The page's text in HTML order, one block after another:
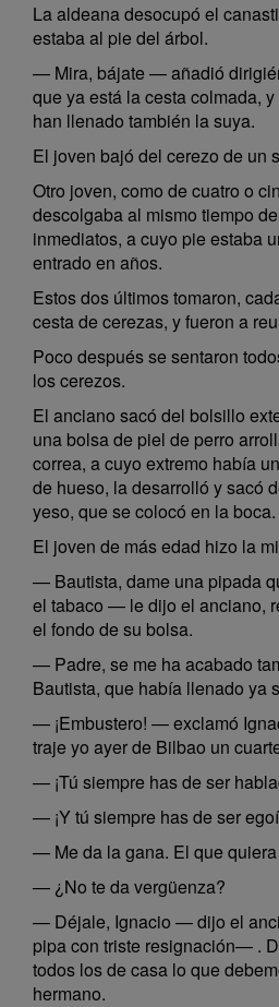
La aldeana desocupó el
estaba al pie del árbol.
— Mira, bájate — añadió
que ya está la cesta colmada,
han llenado también la suya.
El joven bajó del cerezo de un
Otro joven, como de cuatro o
descolgaba al mismo tiempo
inmediatos, a cuyo pie estaba
entrado en años.
Estos dos últimos tomaron,
cesta de cerezas, y fueron a
Poco después se sentaron
los cerezos.
El anciano sacó del bolsillo
una bolsa de piel de perro
correa, a cuyo extremo había
de hueso, la desarrolló y sacó
yeso, que se colocó en la boca.
El joven de más edad hizo la
— Bautista, dame una pipada
el tabaco — le dijo el anciano,
el fondo de su bolsa.
— Padre, se me ha acabado
Bautista, que había llenado ya
— ¡Embustero! — exclamó
traje yo ayer de Bilbao un
— ¡Tú siempre has de ser
— ¡Y tú siempre has de ser
— Me da la gana. El que
— ¿No te da vergüenza?
— Déjale, Ignacio — dijo el
pipa con triste resignación— .
todos los de casa lo que
hermano.